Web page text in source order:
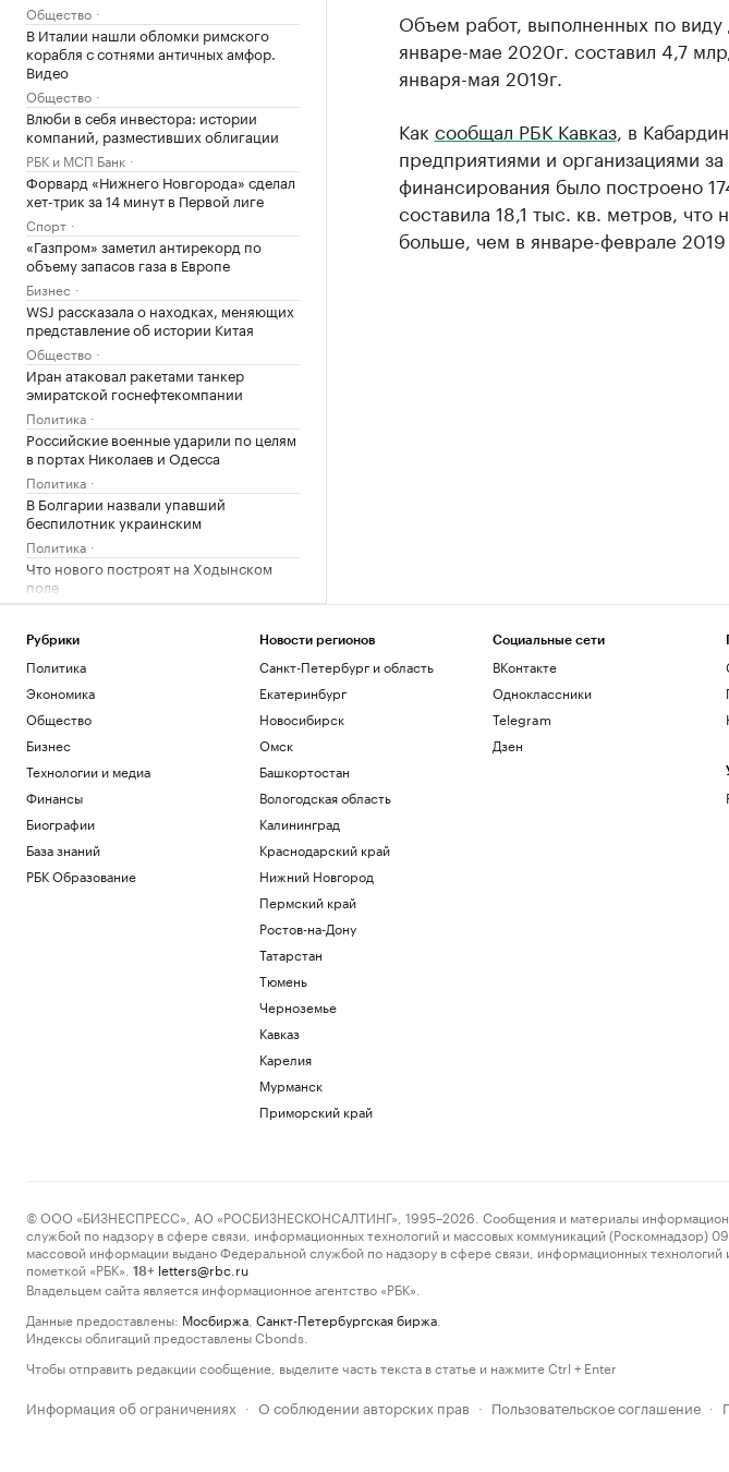
Общество
В Италии нашли обломки римского
корабля с сотнями античных амфор.
Видео
Общество
Влюби в себя инвестора: истории
компаний, разместивших облигации
РБК и МСП Банк
Форвард «Нижнего Новгорода» сделал
хет-трик за 14 минут в Первой лиге
Спорт
«Газпром» заметил антирекорд по
объему запасов газа в Европе
Бизнес
WSJ рассказала о находках, меняющих
представление об истории Китая
Общество
Иран атаковал ракетами танкер
эмиратской госнефтекомпании
Политика
Российские военные ударили по целям
в портах Николаев и Одесса
Политика
В Болгарии назвали упавший
беспилотник украинским
Политика
Что нового построят на Ходынском
поле
РБК и Stone
Гастрогиды по России: от аутентичных
ферм и ресторанов до отелей
РБК и РСХБ
«Балтика» обыграла «Крылья Советов»
в матче РПЛ
Спорт
российского СПГ
Экономика
Объем работ, выполненных по виду
январе-мае 2020г. составил 4,7
января-мая 2019г.
Как сообщал РБК Кавказ, в
предприятиями и организациями
финансирования было построено
составила 18,1 тыс. кв. метров, что
больше, чем в январе-феврале 2019
Рубрики
Политика
Экономика
Общество
Бизнес
Технологии и медиа
Финансы
Биографии
База знаний
РБК Образование
Новости регионов
Санкт-Петербург и область
Екатеринбург
Новосибирск
Омск
Башкортостан
Вологодская область
Калининград
Краснодарский край
Нижний Новгород
Пермский край
Ростов-на-Дону
Татарстан
Тюмень
Черноземье
Кавказ
Карелия
Мурманск
Приморский край
Социальные сети
ВКонтакте
Одноклассники
Telegram
Дзен
© ООО «БИЗНЕСПРЕСС», АО «РОСБИЗНЕСКОНСАЛТИНГ», 1995–2026. Сообщения и материалы
службой по надзору в сфере связи, информационных технологий и массовых коммуникаций (Роскомнадзор)
массовой информации выдано Федеральной службой по надзору в сфере связи, информационных
пометкой «РБК».
18+ letters@rbc.ru
Владельцем сайта является информационное агентство «РБК».
Данные предоставлены: Мосбиржа Санкт-Петербургская биржа
Индексы облигаций предоставлены Cbonds.
Чтобы отправить редакции сообщение, выделите часть текста в статье и нажмите Ctrl + Enter
Информация об ограничениях · О соблюдении авторских прав · Пользовательское соглашение ·